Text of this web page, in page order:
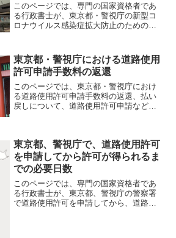
このページでは、専門の国家資格者であ
る行政書士が、東京都・警視庁の新型コ
ロナウイルス感染症拡大防止のための道
路使用許可証の受領を郵送で行えます
このページを作成している...
東京都・警視庁における道路使用
許可申請手数料の返還
このページでは、東京都・警視庁におけ
る道路使用許可申請手数料の返還、払い
戻しについて、道路使用許可申請などの
料の返還、払い戻しをして...
東京都、警視庁で、道路使用許可
を申請してから許可が得られるま
での必要日数
このページでは、専門の国家資格者であ
る行政書士が、東京都、警視庁の警察署
で道路使用許可を申請してから、道路使